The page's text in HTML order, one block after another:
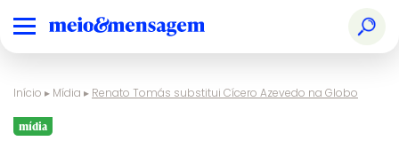
Início ▸ Mídia ▸ Renato Tomás substitui Cícero Azevedo na Globo
mídia